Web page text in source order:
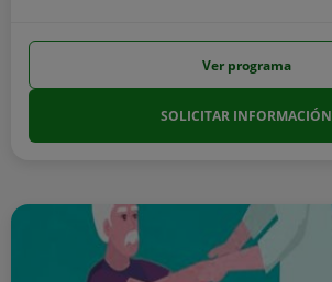
Ver programa
SOLICITAR INFORMACIÓN